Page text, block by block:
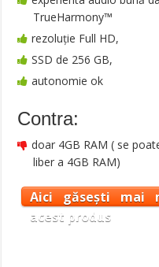
TrueHarmony™
rezoluție Full HD,
SSD de 256 GB,
autonomie ok
Contra:
doar 4GB RAM ( se
liber a 4GB RAM)
Aici găsești mai
acest produs